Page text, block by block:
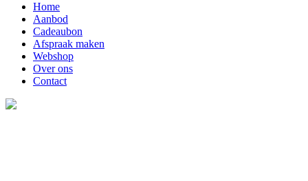
Home
Aanbod
Cadeaubon
Afspraak maken
Webshop
Over ons
Contact